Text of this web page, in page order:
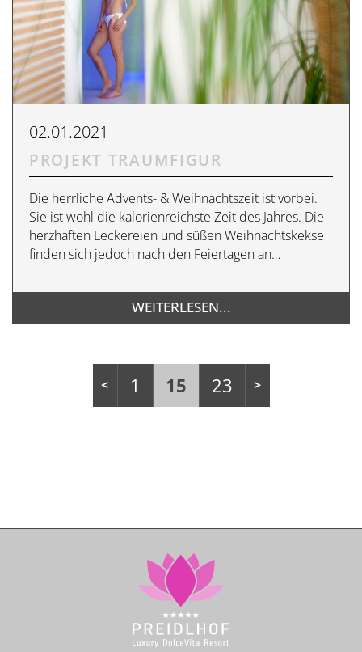
02.01.2021
PROJEKT TRAUMFIGUR
Die herrliche Advents- & Weihnachtszeit ist vorbei.
Sie ist wohl die kalorienreichste Zeit des Jahres. Die
herzhaften Leckereien und süßen Weihnachtskekse
finden sich jedoch nach den Feiertagen an…
WEITERLESEN...
1 15 23